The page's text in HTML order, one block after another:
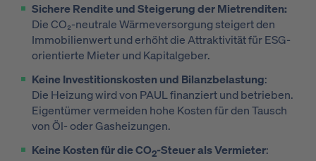
Sichere Rendite und Steigerung der Mietrenditen:
Die CO₂-neutrale Wärmeversorgung steigert den
Immobilienwert und erhöht die Attraktivität für ESG-
orientierte Mieter und Kapitalgeber.
Keine Investitionskosten und Bilanzbelastung:
Die Heizung wird von PAUL finanziert und betrieben.
Eigentümer vermeiden hohe Kosten für den Tausch
von Öl- oder Gasheizungen.
Keine Kosten für die CO2-Steuer als Vermieter: